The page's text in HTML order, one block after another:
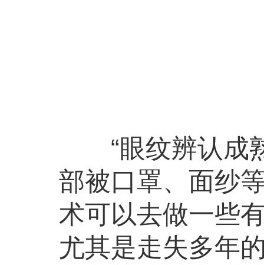
“眼纹辨认成熟
部被口罩、面纱
术可以去做一些
尤其是走失多年